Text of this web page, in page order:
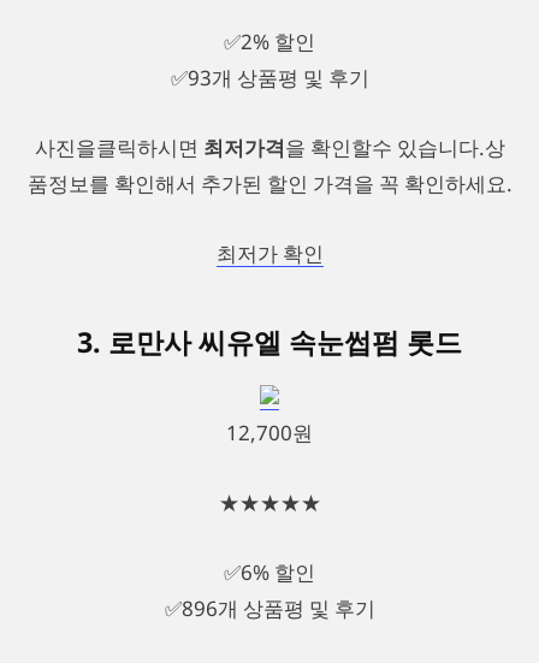
✅2% 할인
✅93개 상품평 및 후기
사진을클릭하시면 최저가격을 확인할수 있습니다.상
품정보를 확인해서 추가된 할인 가격을 꼭 확인하세요.
최저가 확인
3. 로만사 씨유엘 속눈썹펌 롯드
12,700원
★★★★★
✅6% 할인
✅896개 상품평 및 후기